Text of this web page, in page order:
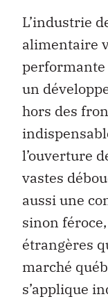
L’industrie
alimentaire
performante
un
hors des
l’ouverture
vastes
aussi une
sinon
étrangères
marché
s’applique